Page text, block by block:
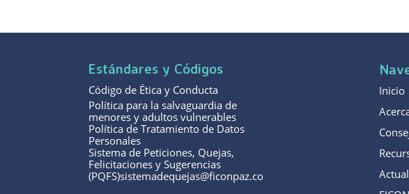
Estándares y Códigos
Código de Ética y Conducta
Política para la salvaguardia de
menores y adultos vulnerables
Política de Tratamiento de Datos
Personales
Sistema de Peticiones, Quejas,
Felicitaciones y Sugerencias
(PQFS)sistemadequejas@ficonpaz.co
Inicio